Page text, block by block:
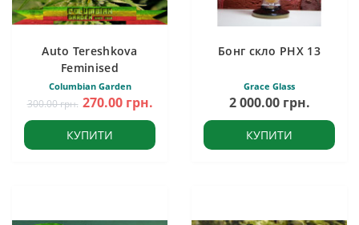
Auto Tereshkova
Feminised
Columbian Garden
300.00 грн. 270.00 грн.
КУПИТИ
Бонг скло PHX 13
Grace Glass
2 000.00 грн.
КУПИТИ